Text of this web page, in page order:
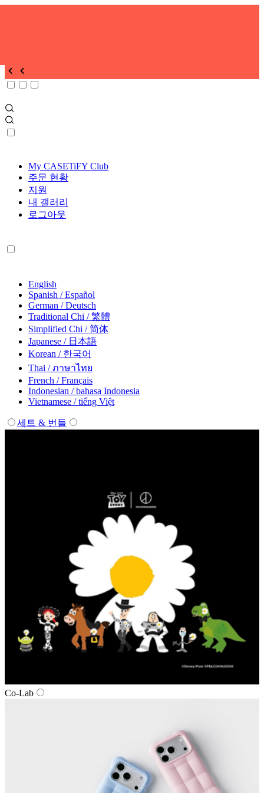
My CASETiFY Club
주문 현황
지원
내 갤러리
로그아웃
English
Spanish / Español
German / Deutsch
Traditional Chi / 繁體
Simplified Chi / 简体
Japanese / 日本語
Korean / 한국어
Thai / ภาษาไทย
French / Français
Indonesian / bahasa Indonesia
Vietnamese / tiếng Việt
세트 & 번들
Co-Lab